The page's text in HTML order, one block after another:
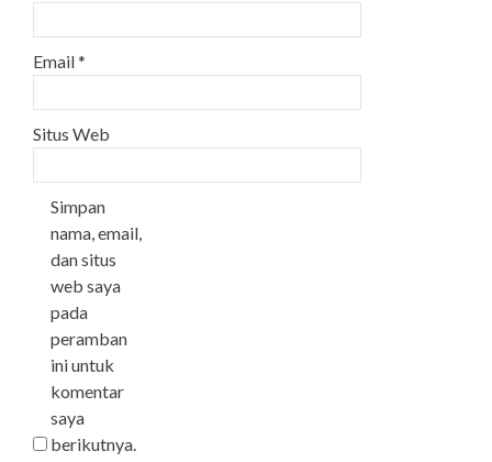
Email*
Situs Web
Simpan
nama, email,
dan situs
web saya
pada
peramban
ini untuk
komentar
saya
berikutnya.